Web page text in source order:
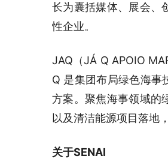
长为囊括媒体、展会、
性企业。
JAQ（JÁ Q APOIO
Q 是集团布局绿色海事
方案。聚焦海事领域的
以及清洁能源项目落地
关于SENAI